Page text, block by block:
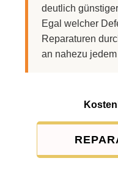
deutlich
Egal welcher
Reparaturen
an nahezu jedem